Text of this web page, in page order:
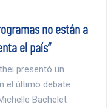
no están a
el país”
presentó un
el último debate
Bachelet